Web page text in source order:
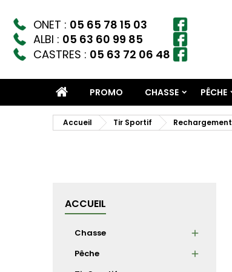
ONET : 05 65 78 15 03
ALBI : 05 63 60 99 85
CASTRES : 05 63 72 06 48
PROMO CHASSE PÊCHE
Accueil Tir Sportif Rechargement
ACCUEIL
Chasse
Pêche